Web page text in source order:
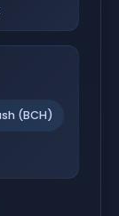
(BCH)